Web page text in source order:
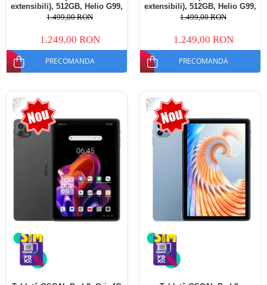
extensibili), 512GB, Helio G99,
10800mAh, 33W, Android 14,
1.499,00 RON
1.249,00 RON
PRECOMANDA
extensibili), 512GB, Helio G99,
10800mAh, 33W, Android 14,
1.499,00 RON
1.249,00 RON
PRECOMANDA
-20% -20%